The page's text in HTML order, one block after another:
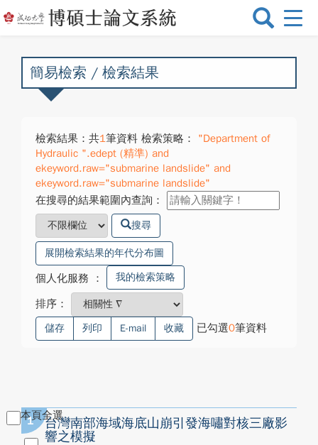
選
換
簡易檢索 / 檢索結果
檢索結果：共1筆資料 檢索策略：
"Department of
Hydraulic ".edept (精準) and
ekeyword.raw="submarine landslide" and
ekeyword.raw="submarine landslide"
在搜尋的結果範圍內查詢：
搜尋
展開檢索結果的年代分布圖
個人化服務 ： 我的檢索策略
排序：
儲存 列印 E-mail 收藏 已勾選0筆資料
本頁全選
1
台灣南部海域海底山崩引發海嘯對核三廠影
響之模擬